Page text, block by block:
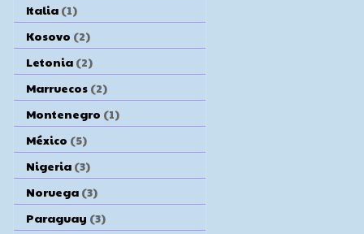
Italia (1)
Kosovo (2)
Letonia (2)
Marruecos (2)
Montenegro (1)
México (5)
Nigeria (3)
Noruega (3)
Paraguay (3)